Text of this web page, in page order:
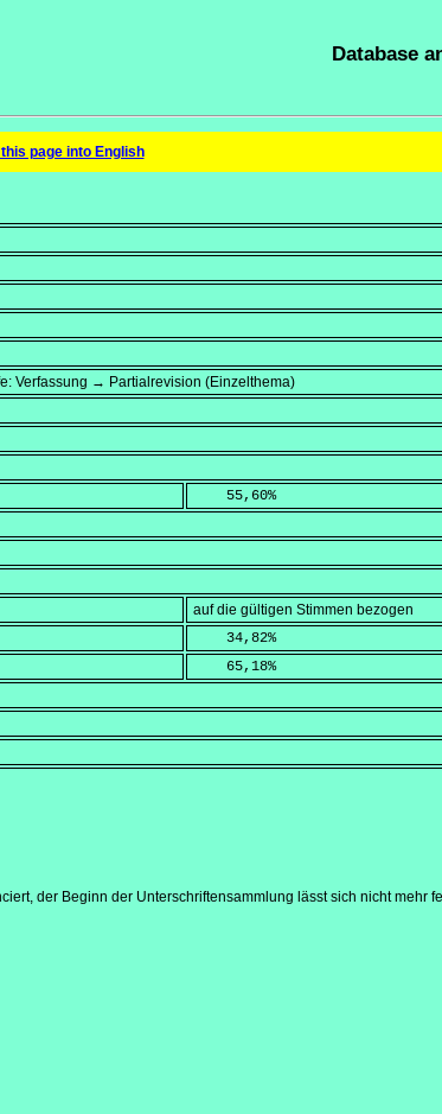
Database
page into English
Verfassung → Partialrevision (Einzelthema)
    55,60
%
auf die gültigen Stimmen bezogen
    34,82
%
    65,18
%
der Beginn der Unterschriftensammlung lässt sich nicht mehr